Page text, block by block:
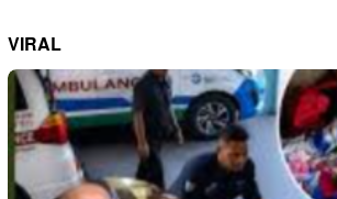
VIRAL